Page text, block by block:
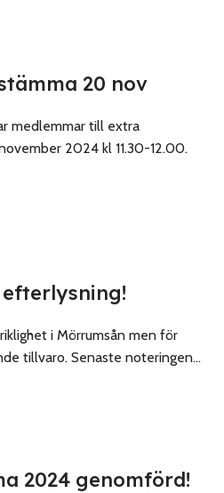
20 nov
medlemmar till extra
2024 kl 11.30-12.00.
i Mörrumsån men för
tillvaro. Senaste noteringen...
2024 genomförd!